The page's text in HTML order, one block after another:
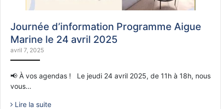
Journée d’information Programme Aigue
Marine le 24 avril 2025
avril 7, 2025
📢 À vos agendas ! Le jeudi 24 avril 2025, de 11h à 18h, nous
vous…
Lire la suite